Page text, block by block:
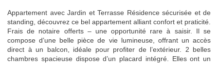
Appartement avec Jardin et Terrasse Résidence sécurisée et de
standing, découvrez ce bel appartement alliant confort et praticité.
Frais de notaire offerts – une opportunité rare à saisir. Il se
compose d’une belle pièce de vie lumineuse, offrant un accès
direct à un balcon, idéale pour profiter de l’extérieur. 2 belles
chambres spacieuse dispose d’un placard intégré. Elles ont un